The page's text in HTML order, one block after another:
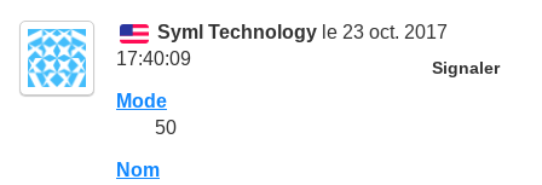
Syml Technology le 23 oct. 2017
17:40:09
Signaler
Mode
50
Nom